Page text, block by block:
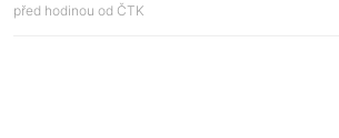
před hodinou od ČTK